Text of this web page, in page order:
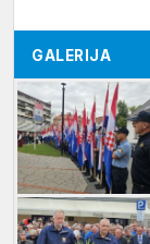
GALERIJA